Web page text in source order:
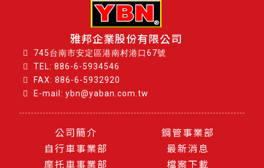
雅邦企業股份有限公司
745台南市安定區港南村港口67號
TEL:886-6-5934546
FAX: 886-6-5932920
E-mail: ybn@yaban.com.tw
公司簡介
自行車事業部
摩托車事業部
鋼管事業部
最新消息
檔案下載